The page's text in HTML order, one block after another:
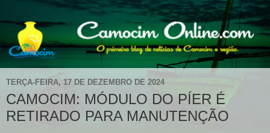
TERÇA-FEIRA, 17 DE DEZEMBRO DE 2024
CAMOCIM: MÓDULO DO PÍER É
RETIRADO PARA MANUTENÇÃO